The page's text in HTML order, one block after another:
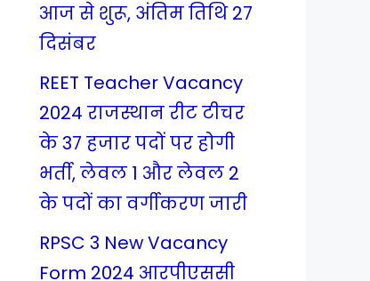
आज से शुरू, अंतिम तिथि 27
दिसंबर
REET Teacher Vacancy
2024 राजस्थान रीट टीचर
के 37 हजार पदों पर होगी
भर्ती, लेवल 1 और लेवल 2
के पदों का वर्गीकरण जारी
RPSC 3 New Vacancy
Form 2024 आरपीएससी